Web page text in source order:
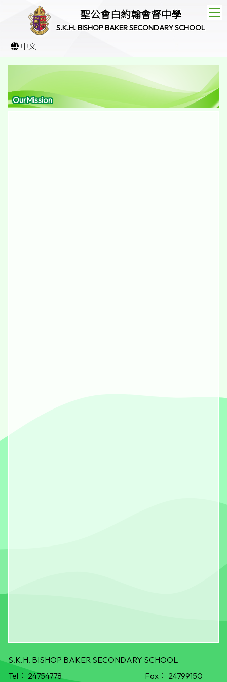
聖公會白約翰會督中學
S.K.H. BISHOP BAKER SECONDARY SCHOOL
中文
OurMission
S.K.H. BISHOP BAKER SECONDARY SCHOOL
Tel： 24754778 Fax： 24799150